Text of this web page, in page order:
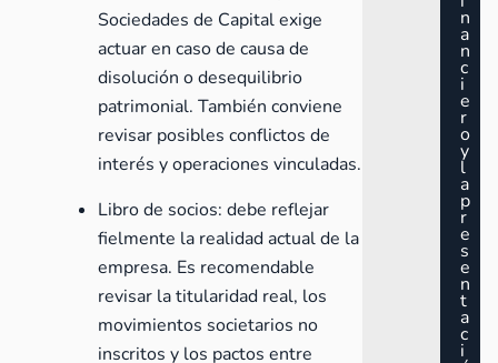
Sociedades de Capital exige
actuar en caso de causa de
disolución o desequilibrio
patrimonial. También conviene
revisar posibles conflictos de
interés y operaciones vinculadas.
Libro de socios: debe reflejar
fielmente la realidad actual de la
empresa. Es recomendable
revisar la titularidad real, los
movimientos societarios no
inscritos y los pactos entre
n
a
n
c
i
e
r
o
y
l
a
p
r
e
s
e
n
t
a
c
i